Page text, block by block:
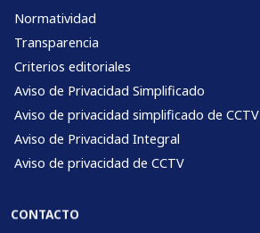
Normatividad
Transparencia
Criterios editoriales
Aviso de Privacidad Simplificado
Aviso de privacidad simplificado de CCTV
Aviso de Privacidad Integral
Aviso de privacidad de CCTV
CONTACTO